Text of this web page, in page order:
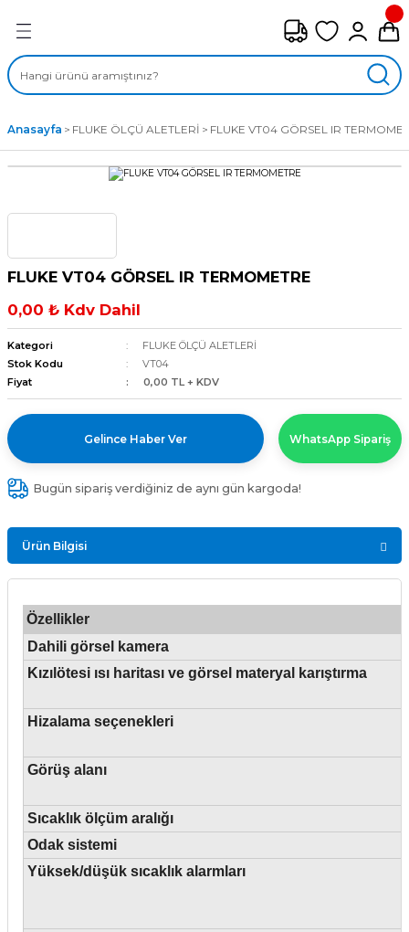
ÇEŞİTLERİ
FANLAR
FANLAR
Anasayfa FLUKE ÖLÇÜ ALETLERİ FLUKE VT04 GÖRSEL IR
FLUKE VT04 GÖRSEL IR TERMOMETRE
0,00 ₺ Kdv Dahil
Kategori
FLUKE ÖLÇÜ ALETLERİ
Stok Kodu
VT04
Fiyat
0,00 TL + KDV
Gelince Haber Ver WhatsApp Sipariş
Bugün sipariş verdiğiniz de aynı gün kargoda!
Ürün Bilgisi
Özellikler
Dahili görsel kamera
Kızılötesi ısı haritası ve görsel materyal karıştırma
Hizalama seçenekleri
Görüş alanı
Sıcaklık ölçüm aralığı
Odak sistemi
Yüksek/düşük sıcaklık alarmları